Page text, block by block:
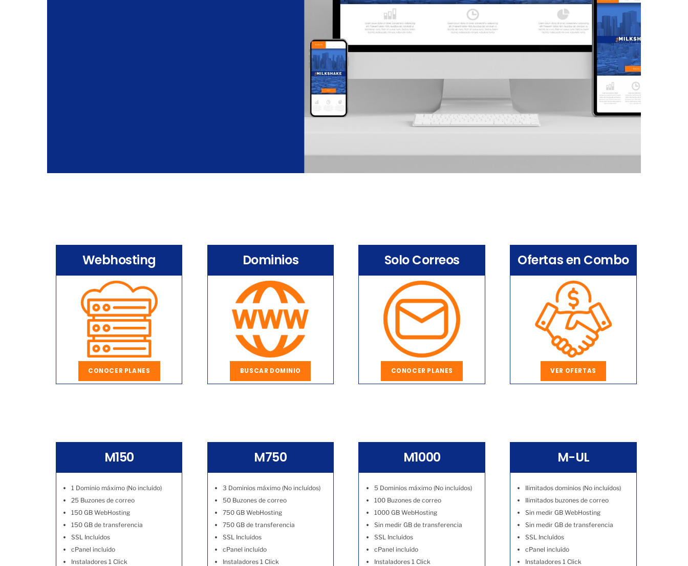
Webhosting
CONOCER PLANES
Dominios
BUSCAR DOMINIO
Solo Correos
CONOCER PLANES
Ofertas en Combo
VER OFERTAS
M150
1 Dominio máximo (No incluído)
25 Buzones de correo
150 GB WebHosting
150 GB de transferencia
SSL Incluídos
cPanel incluído
Instaladores 1 Click
M750
3 Dominios máximo (No incluídos)
50 Buzones de correo
750 GB WebHosting
750 GB de transferencia
SSL Incluídos
cPanel incluído
Instaladores 1 Click
M1000
5 Dominios máximo (No incluídos)
100 Buzones de correo
1000 GB WebHosting
Sin medir GB de transferencia
SSL Incluídos
cPanel incluído
Instaladores 1 Click
M-UL
Ilimitados dominios (No incluídos)
Ilimitados buzones de correo
Sin medir GB WebHosting
Sin medir GB de transferencia
SSL Incluídos
cPanel incluído
Instaladores 1 Click